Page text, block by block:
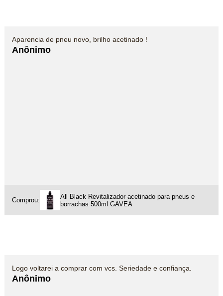
Aparencia de pneu novo, brilho acetinado !
Anônimo
Comprou:
All Black Revitalizador acetinado para pneus e
borrachas 500ml GAVEA
Logo voltarei a comprar com vcs. Seriedade e confiança.
Anônimo